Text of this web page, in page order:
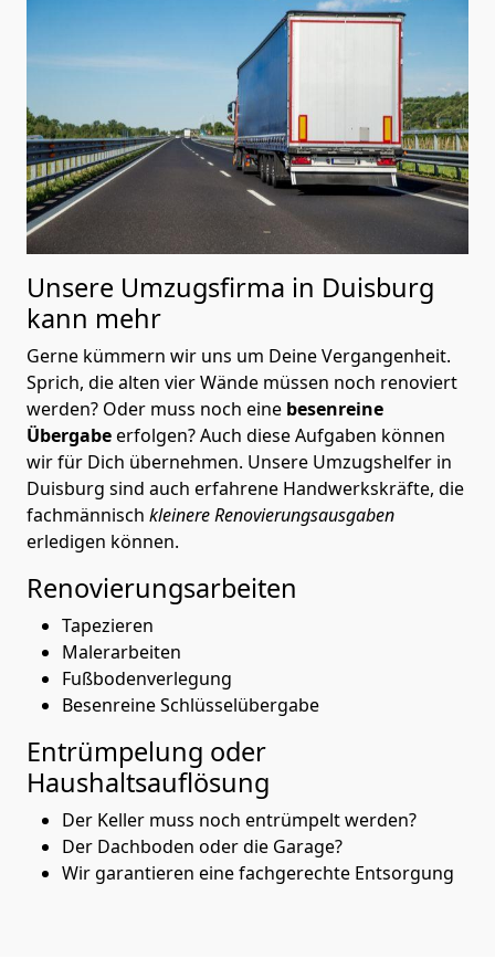
Unsere Umzugsfirma in Duisburg
kann mehr
Gerne kümmern wir uns um Deine Vergangenheit.
Sprich, die alten vier Wände müssen noch renoviert
werden? Oder muss noch eine besenreine
Übergabeerfolgen? Auch diese Aufgaben können
wir für Dich übernehmen. Unsere Umzugshelfer in
Duisburg sind auch erfahrene Handwerkskräfte, die
fachmännisch kleinere Renovierungsausgaben
erledigen können.
Renovierungsarbeiten
Tapezieren
Malerarbeiten
Fußbodenverlegung
Besenreine Schlüsselübergabe
Entrümpelung oder
Haushaltsauflösung
Der Keller muss noch entrümpelt werden?
Der Dachboden oder die Garage?
Wir garantieren eine fachgerechte Entsorgung